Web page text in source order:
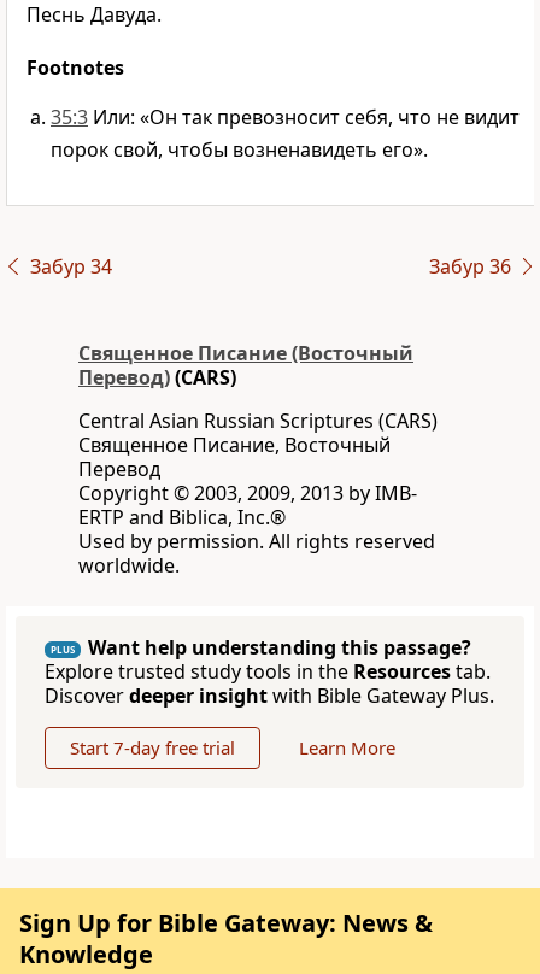
Песнь Давуда.
Footnotes
35:3 Или: «Он так превозносит себя, что не видит
порок свой, чтобы возненавидеть его».
Забур 34 Забур 36
Священное Писание (Восточный
Перевод)(CARS)
Central Asian Russian Scriptures (CARS)
Священное Писание, Восточный
Перевод
Copyright © 2003, 2009, 2013 by IMB-
ERTP and Biblica, Inc.®
Used by permission. All rights reserved
worldwide.
PLUS
Want help understanding this passage?
Explore trusted study tools in the Resourcestab.
Discoverdeeper insightwith Bible Gateway Plus.
Start 7-day free trial Learn More
Sign Up for Bible Gateway: News &
Knowledge